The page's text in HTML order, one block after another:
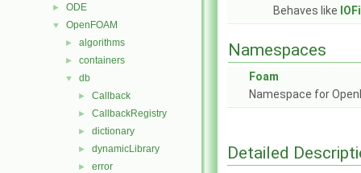
► ODE
▼ OpenFOAM
► algorithms
► containers
▼ db
► Callback
► CallbackRegistry
► dictionary
► dynamicLibrary
► error
Behaves like
Namespaces
Foam
Namespace for
Detailed